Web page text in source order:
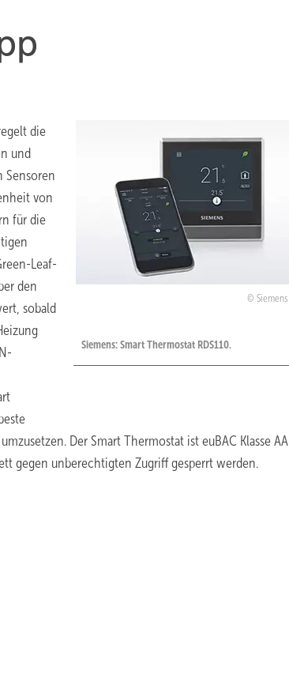
Siemens
Siemens: Smart Thermostat RDS110.
die
und
Sensoren
von
für die
Leaf-
den
sobald
Der Smart Thermostat ist euBAC Klasse AA
gegen unberechtigten Zugriff gesperrt werden.